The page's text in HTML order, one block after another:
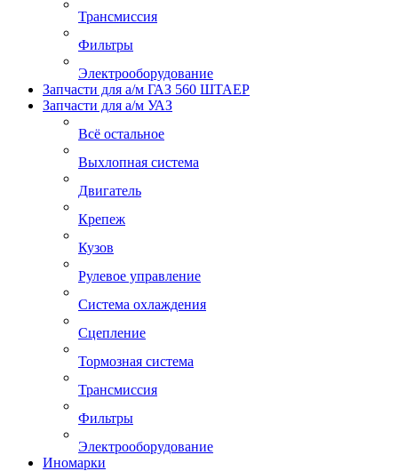
Трансмиссия
Фильтры
Электрооборудование
Запчасти для а/м ГАЗ 560 ШТАЕР
Запчасти для а/м УАЗ
Всё остальное
Выхлопная система
Двигатель
Крепеж
Кузов
Рулевое управление
Система охлаждения
Сцепление
Тормозная система
Трансмиссия
Фильтры
Электрооборудование
Иномарки